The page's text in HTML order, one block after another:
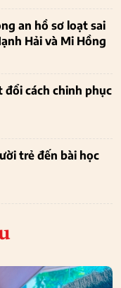
an hồ sơ loạt sai
Hải và Mi Hồng
đổi cách chinh phục
trẻ đến bài học